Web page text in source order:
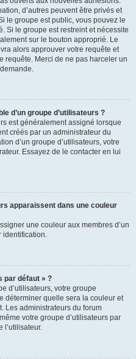
d’autres peuvent être privés et
le groupe est public, vous pouvez le
Si le groupe est restreint et nécessite
sur le bouton approprié. Le
alors approuver votre requête et
requête. Merci de ne pas harceler un
d’un groupe d’utilisateurs ?
est généralement assigné lorsque
créés par un administrateur du
d’un groupe d’utilisateurs, votre
Essayez de le contacter en lui
apparaissent dans une couleur
une couleur aux membres d’un
identification.
par défaut » ?
d’utilisateurs, votre groupe
déterminer quelle sera la couleur et
Les administrateurs du forum
votre groupe d’utilisateurs par
l’utilisateur.